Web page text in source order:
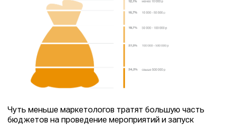
Чуть меньше маркетологов тратят большую часть
бюджетов на проведение мероприятий и запуск